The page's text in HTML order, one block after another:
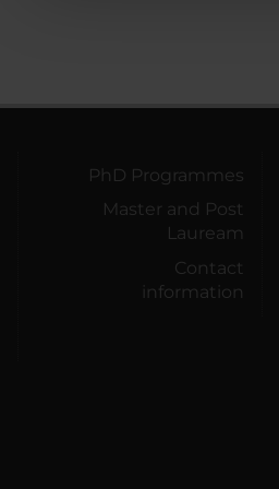
PhD Programmes
Master and Post
Lauream
Contact
information